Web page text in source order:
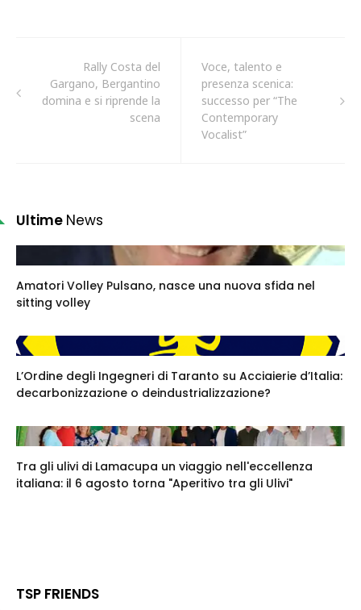
Rally Costa del
Gargano, Bergantino
domina e si riprende la
scena
Voce, talento e
presenza scenica:
successo per “The
Contemporary
Vocalist”
Ultime News
Amatori Volley Pulsano, nasce una nuova sfida nel
sitting volley
L’Ordine degli Ingegneri di Taranto su Acciaierie d’Italia:
decarbonizzazione o deindustrializzazione?
Tra gli ulivi di Lamacupa un viaggio nell'eccellenza
italiana: il 6 agosto torna "Aperitivo tra gli Ulivi"
TSP FRIENDS